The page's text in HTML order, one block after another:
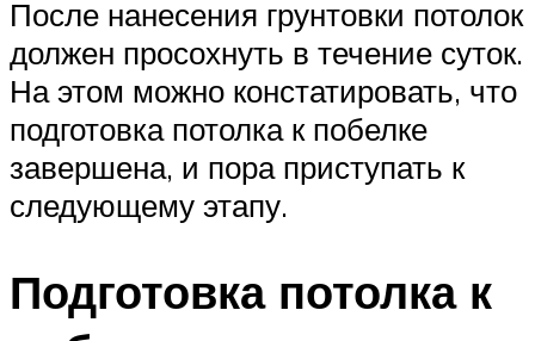
После нанесения грунтовки потолок
должен просохнуть в течение суток.
На этом можно констатировать, что
подготовка потолка к побелке
завершена, и пора приступать к
следующему этапу.
Подготовка потолка к